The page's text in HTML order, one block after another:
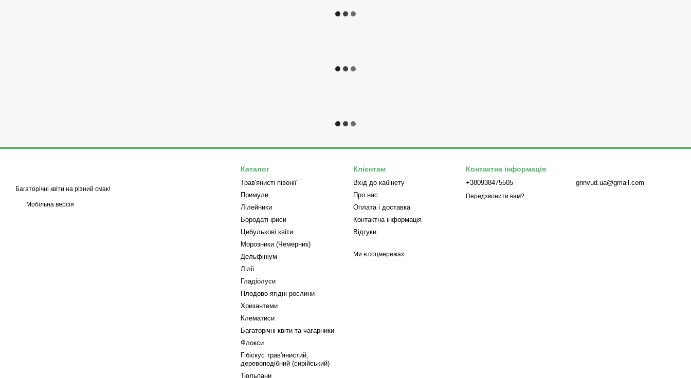
Багаторічні квіти на різний смак!
Мобільна версія
Каталог
Трав'янисті півонії
Примули
Лілейники
Бородаті іриси
Цибулькові квіти
Морозники (Чемерник)
Дельфініум
Лілії
Гладіолуси
Плодово-ягідні рослини
Хризантеми
Клематиси
Багаторічні квіти та чагарники
Флокси
Гібіскус трав'янистий,
деревоподібний (сирійський)
Тюльпани
Клієнтам
Вхід до кабінету
Про нас
Оплата і доставка
Контактна інформація
Відгуки
Ми в соцмережах
Контактна інформація
+380938475505
Передзвонити вам?
grinvud.ua@gmail.com